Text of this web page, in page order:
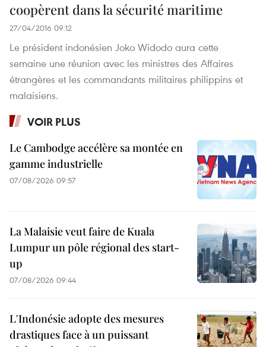
coopèrent dans la sécurité maritime
27/04/2016 09:12
Le président indonésien Joko Widodo aura cette
semaine une réunion avec les ministres des Affaires
étrangères et les commandants militaires philippins et
malaisiens.
VOIR PLUS
Le Cambodge accélère sa montée en
gamme industrielle
07/08/2026 09:57
La Malaisie veut faire de Kuala
Lumpur un pôle régional des start-
up
07/08/2026 09:44
L'Indonésie adopte des mesures
drastiques face à un puissant